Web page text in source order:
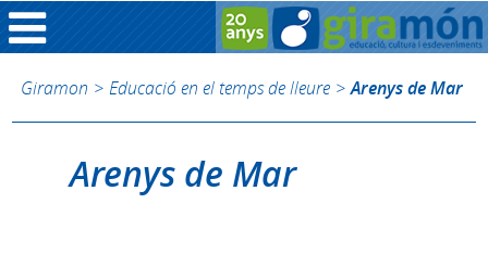
Giramon > Educació en el temps de lleure > Arenys de Mar
Arenys de Mar